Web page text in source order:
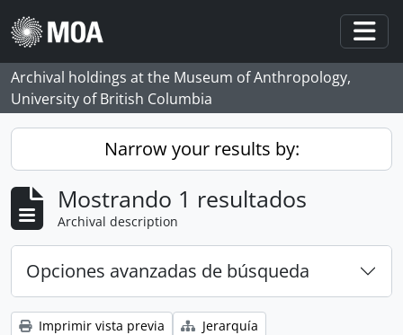
Skip to main content
Archival holdings at the Museum of Anthropology,
University of British Columbia
Narrow your results by:
Mostrando 1 resultados
Archival description
Opciones avanzadas de búsqueda
Imprimir vista previa
Jerarquía